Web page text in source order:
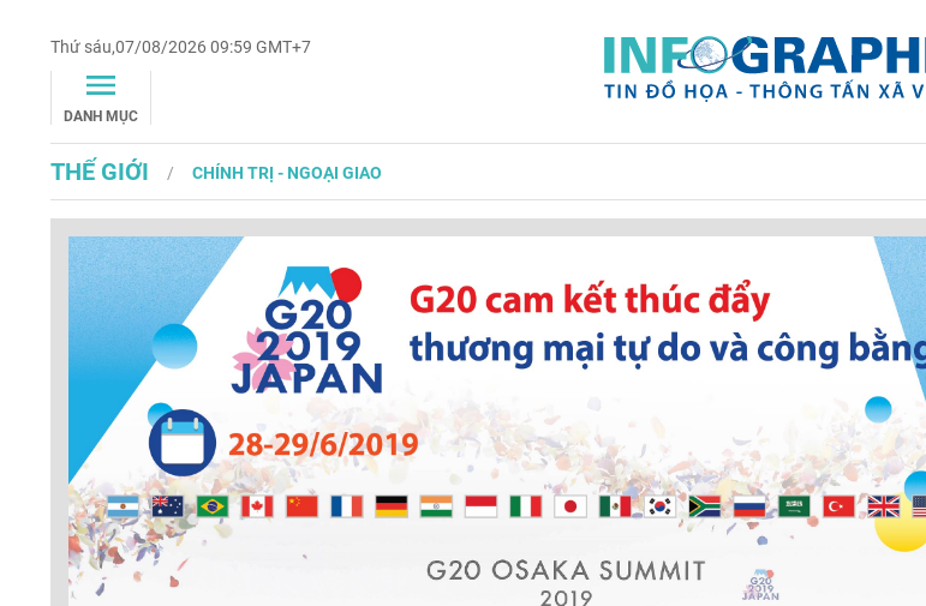
Thứ sáu,07/08/2026 09:59 GMT+7
DANH MỤC
THẾ GIỚI CHÍNH TRỊ - NGOẠI GIAO